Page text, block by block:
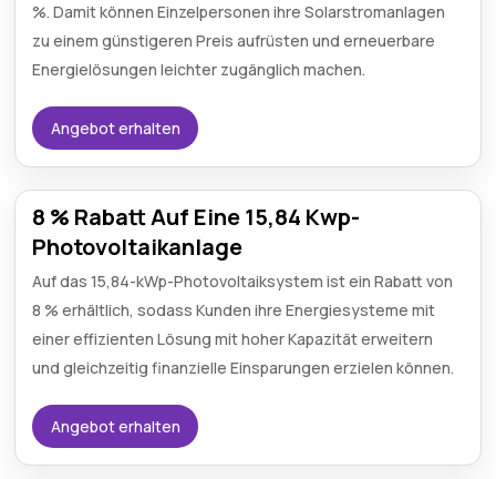
%. Damit können Einzelpersonen ihre Solarstromanlagen
zu einem günstigeren Preis aufrüsten und erneuerbare
Energielösungen leichter zugänglich machen.
Angebot erhalten
8 % Rabatt Auf Eine 15,84 Kwp-
Photovoltaikanlage
Auf das 15,84-kWp-Photovoltaiksystem ist ein Rabatt von
8 % erhältlich, sodass Kunden ihre Energiesysteme mit
einer effizienten Lösung mit hoher Kapazität erweitern
und gleichzeitig finanzielle Einsparungen erzielen können.
Angebot erhalten